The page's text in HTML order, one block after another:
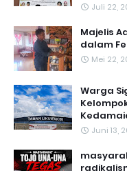
Juli 22,
Majelis
dalam
Mei 22,
Warga
Juni 13,